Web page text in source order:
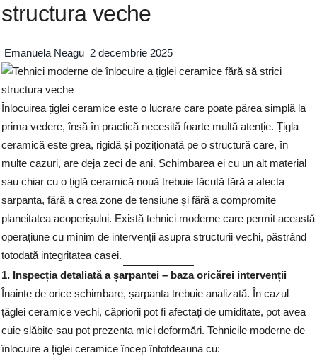
structura veche
Emanuela Neagu 2 decembrie 2025
Înlocuirea țiglei ceramice este o lucrare care poate părea simplă la
prima vedere, însă în practică necesită foarte multă atenție. Țigla
ceramică este grea, rigidă și poziționată pe o structură care, în
multe cazuri, are deja zeci de ani. Schimbarea ei cu un alt material
sau chiar cu o țiglă ceramică nouă trebuie făcută fără a afecta
șarpanta, fără a crea zone de tensiune și fără a compromite
planeitatea acoperișului. Există tehnici moderne care permit această
operațiune cu minim de intervenții asupra structurii vechi, păstrând
totodată integritatea casei.
1. Inspecția detaliată a șarpantei – baza oricărei intervenții
Înainte de orice schimbare, șarpanta trebuie analizată. În cazul
țăglei ceramice vechi, căpriorii pot fi afectați de umiditate, pot avea
cuie slăbite sau pot prezenta mici deformări. Tehnicile moderne de
înlocuire a țiglei ceramice încep întotdeauna cu: